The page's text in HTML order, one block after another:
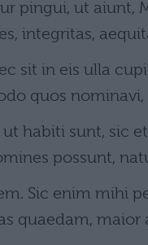
pingui, ut aiunt,
integritas,
sit in eis ulla
quos nominavi,
ut habiti sunt, sic
possunt,
Sic enim mihi
quaedam, maior